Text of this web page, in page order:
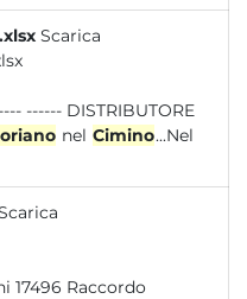
Scarica
------ DISTRIBUTORE
nel Cimino...Nel